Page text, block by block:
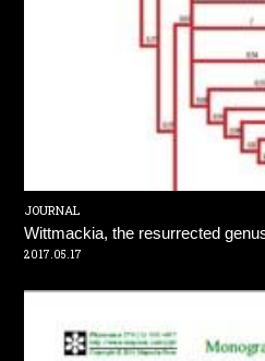
JOURNAL
Wittmackia, the resurrected
2017.05.17